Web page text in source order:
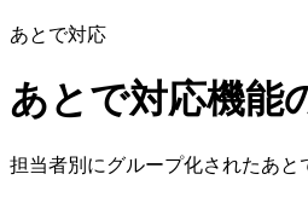
あとで対応
あとで対応機能
担当者別にグループ化されたあと